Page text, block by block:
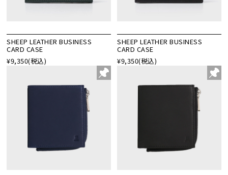
SHEEP LEATHER BUSINESS
CARD CASE
¥9,350(税込)
SHEEP LEATHER BUSINESS
CARD CASE
¥9,350(税込)